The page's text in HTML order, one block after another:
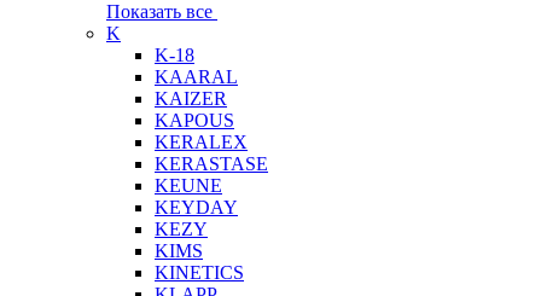
Показать все
K
K-18
KAARAL
KAIZER
KAPOUS
KERALEX
KERASTASE
KEUNE
KEYDAY
KEZY
KIMS
KINETICS